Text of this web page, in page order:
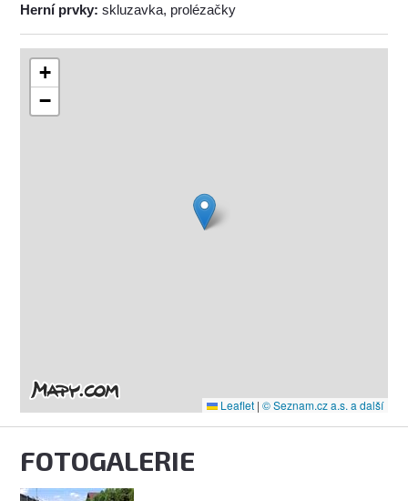
Herní prvky: skluzavka, prolézačky
+
−
Leaflet | © Seznam.cz a.s. a další
FOTOGALERIE